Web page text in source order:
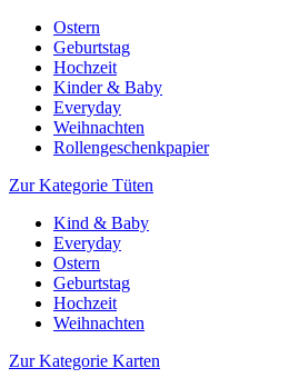
Ostern
Geburtstag
Hochzeit
Kinder & Baby
Everyday
Weihnachten
Rollengeschenkpapier
Zur Kategorie Tüten
Kind & Baby
Everyday
Ostern
Geburtstag
Hochzeit
Weihnachten
Zur Kategorie Karten